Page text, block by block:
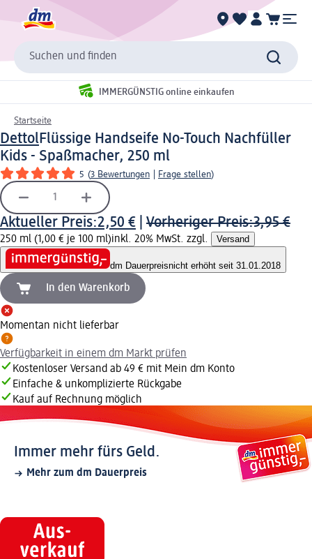
Suchen und finden
IMMERGÜNSTIG online einkaufen
Startseite
DettolFlüssige Handseife No-Touch Nachfüller
Kids - Spaßmacher, 250 ml
5 (3 Bewertungen Frage stellen)
Aktueller Preis:2,50 € Vorheriger Preis:3,95 €
250 ml (1,00 € je 100 ml)inkl. 20% MwSt. zzgl. Versand
dm Dauerpreisnicht erhöht seit 31.01.2018
In den Warenkorb
Momentan nicht lieferbar
Verfügbarkeit in einem dm Markt prüfen
Kostenloser Versand ab 49 € mit Mein dm Konto
Einfache & unkomplizierte Rückgabe
Kauf auf Rechnung möglich
Immer mehr fürs Geld.
Mehr zum dm Dauerpreis